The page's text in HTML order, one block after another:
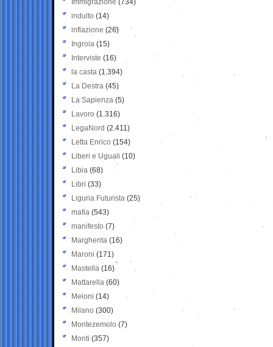
Immigrazione (734)
indulto (14)
inflazione (26)
Ingroia (15)
Interviste (16)
la casta (1.394)
La Destra (45)
La Sapienza (5)
Lavoro (1.316)
LegaNord (2.411)
Letta Enrico (154)
Liberi e Uguali (10)
Libia (68)
Libri (33)
Liguria Futurista (25)
mafia (543)
manifesto (7)
Margherita (16)
Maroni (171)
Mastella (16)
Mattarella (60)
Meloni (14)
Milano (300)
Montezemolo (7)
Monti (357)